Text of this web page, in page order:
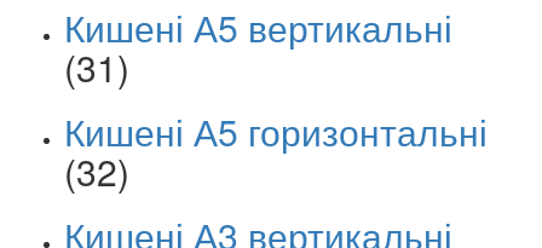
Кишені А5 вертикальні
(31)
Кишені А5 горизонтальні
(32)
Кишені А3 вертикальні